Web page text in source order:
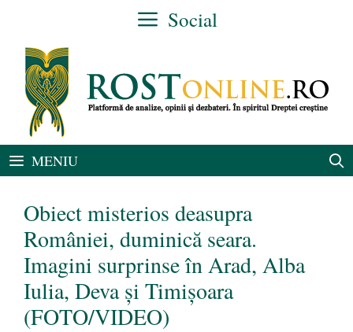
conținut
Social
MENIU
Obiect misterios deasupra
României, duminică seara.
Imagini surprinse în Arad, Alba
Iulia, Deva și Timișoara
(FOTO/VIDEO)